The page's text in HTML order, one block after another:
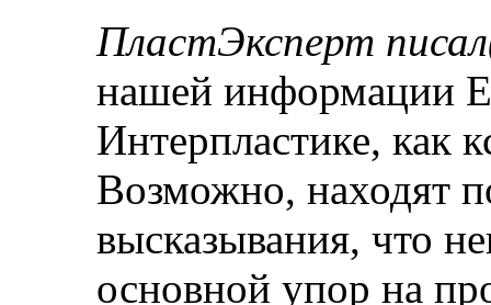
ПластЭксперт
нашей информации
Интерпластике, как
Возможно, находят
высказывания, что
основной упор на